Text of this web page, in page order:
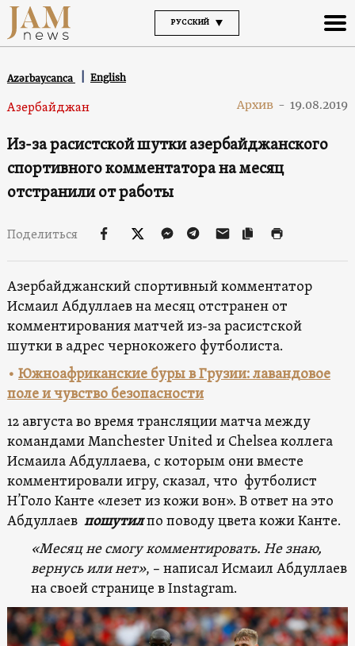
РУССКИЙ
Azərbaycanca English
Азербайджан Архив - 19.08.2019
Из-за расистской шутки азербайджанского
спортивного комментатора на месяц
отстранили от работы
Поделиться
Азербайджанский спортивный комментатор
Исмаил Абдуллаев на месяц отстранен от
комментирования матчей из-за расистской
шутки в адрес чернокожего футболиста.
• Южноафриканские буры в Грузии: лавандовое
поле и чувство безопасности
12 августа во время трансляции матча между
командами Manchester United и Chelsea коллега
Исмаила Абдуллаева, с которым они вместе
комментировали игру, сказал, что футболист
Н’Голо Канте «лезет из кожи вон». В ответ на это
Абдуллаев пошутилпо поводу цвета кожи Канте.
«Месяц не смогу комментировать. Не знаю,
вернусь или нет», – написал Исмаил Абдуллаев
на своей странице в Instagram.